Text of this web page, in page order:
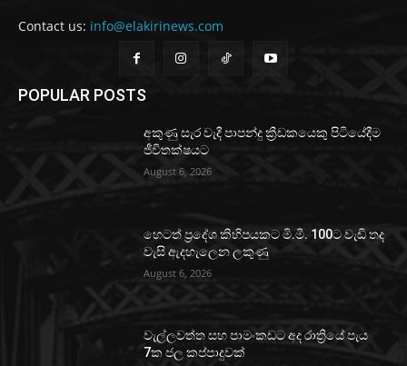
Contact us: info@elakirinews.com
POPULAR POSTS
අකුණු සැර වැදී පාපන්දු ක්‍රීඩකයෙකු පිටියේදීම
ජීවිතක්ෂයට
August 6, 2026
හෙටත් ප්‍රදේශ කිහිපයකට මි.මී. 100ට වැඩි තද
වැසි ඇදහැලෙන ලකුණු
August 6, 2026
වැල්ලවත්ත සහ පාමංකඩට අද රාත්‍රියේ පැය
7ක ජල කප්පාදුවක්